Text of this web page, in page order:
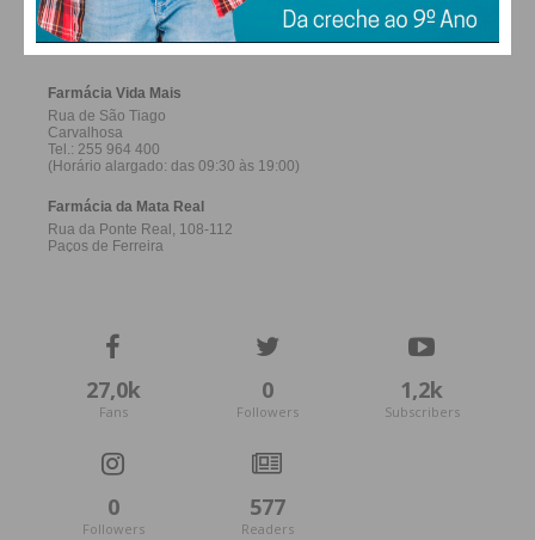
FERREIRA
27,0k
Fans
0
Followers
1,2k
Subscribers
0
Followers
577
Readers